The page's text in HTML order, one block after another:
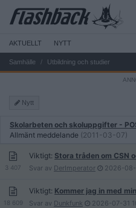
AKTUELLT NYTT
Samhälle Utbildning och studier
Nytt
Skolarbeten och skoluppgifter -
Allmänt meddelande (2011-03-07)
3 407
Viktigt: Stora tråden om CSN
Svar av DerImperator 2026-
18 609
Viktigt: Kommer jag in med
Svar av Dunkfunk 2026-07-31